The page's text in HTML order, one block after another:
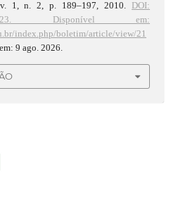
1, n. 2, p. 189–197, 2010. DOI:
Disponível em:
index.php/boletim/article/view/21
9 ago. 2026.